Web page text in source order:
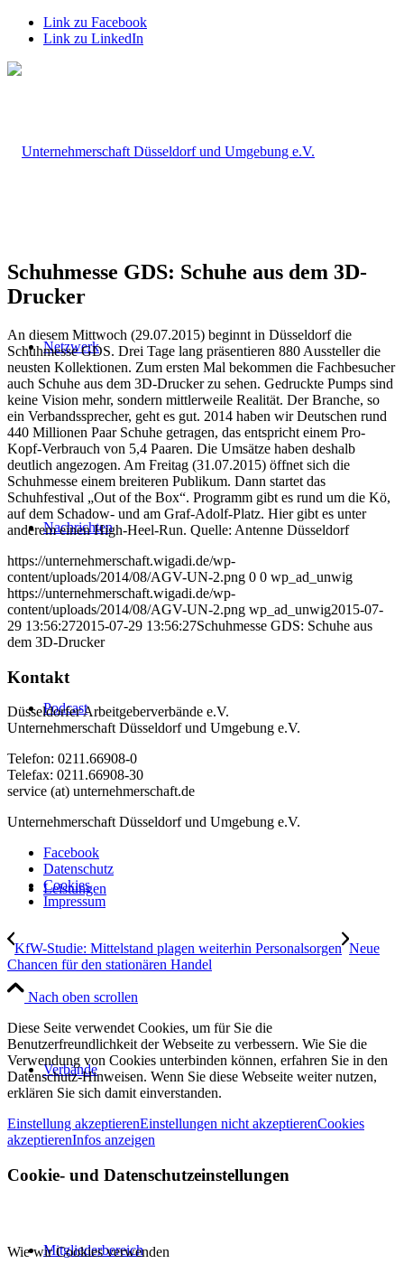
Link zu Facebook
Link zu LinkedIn
Netzwerk
Nachrichten
Podcast
Leistungen
Verbände
Mitgliederbereich
Schuhmesse GDS: Schuhe aus dem 3D-
Drucker
An diesem Mittwoch (29.07.2015) beginnt in Düsseldorf die
Schuhmesse GDS. Drei Tage lang präsentieren 880 Aussteller die
neusten Kollektionen. Zum ersten Mal bekommen die Fachbesucher
auch Schuhe aus dem 3D-Drucker zu sehen. Gedruckte Pumps sind
keine Vision mehr, sondern mittlerweile Realität. Der Branche, so
ein Verbandssprecher, geht es gut. 2014 haben wir Deutschen rund
440 Millionen Paar Schuhe getragen, das entspricht einem Pro-
Kopf-Verbrauch von 5,4 Paaren. Die Umsätze haben deshalb
deutlich angezogen. Am Freitag (31.07.2015) öffnet sich die
Schuhmesse einem breiteren Publikum. Dann startet das
Schuhfestival „Out of the Box“. Programm gibt es rund um die Kö,
auf dem Schadow- und am Graf-Adolf-Platz. Hier gibt es unter
anderem einen High-Heel-Run. Quelle: Antenne Düsseldorf
https://unternehmerschaft.wigadi.de/wp-
content/uploads/2014/08/AGV-UN-2.png 0 0 wp_ad_unwig
https://unternehmerschaft.wigadi.de/wp-
content/uploads/2014/08/AGV-UN-2.png wp_ad_unwig2015-07-
29 13:56:272015-07-29 13:56:27Schuhmesse GDS: Schuhe aus
dem 3D-Drucker
Kontakt
Düsseldorfer Arbeitgeberverbände e.V.
Unternehmerschaft Düsseldorf und Umgebung e.V.
Telefon: 0211.66908-0
Telefax: 0211.66908-30
service (at) unternehmerschaft.de
Unternehmerschaft Düsseldorf und Umgebung e.V.
Facebook
Datenschutz
Cookies
Impressum
KfW-Studie: Mittelstand plagen weiterhin Personalsorgen Neue
Chancen für den stationären Handel
Nach oben scrollen
Diese Seite verwendet Cookies, um für Sie die
Benutzerfreundlichkeit der Webseite zu verbessern. Wie Sie die
Verwendung von Cookies unterbinden können, erfahren Sie in den
Datenschutz-Hinweisen. Wenn Sie diese Webseite weiter nutzen,
erklären Sie sich damit einverstanden.
Einstellung akzeptierenEinstellungen nicht akzeptierenCookies
akzeptierenInfos anzeigen
Cookie- und Datenschutzeinstellungen
Wie wir Cookies verwenden